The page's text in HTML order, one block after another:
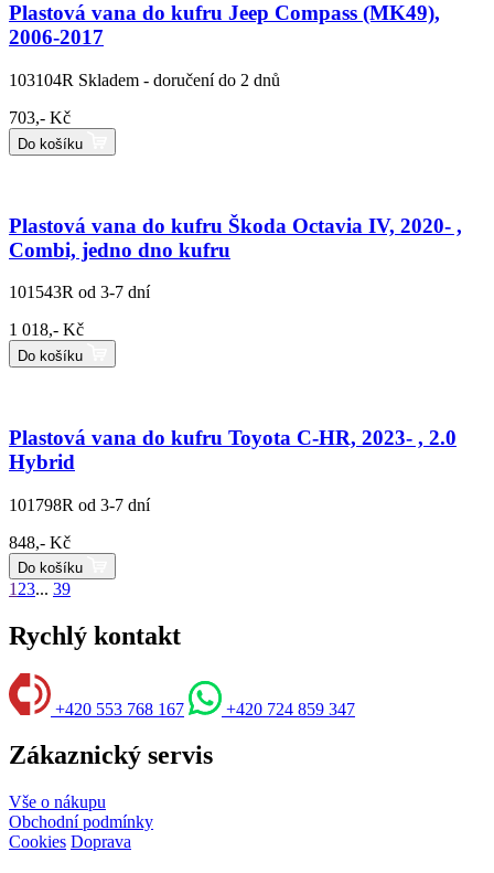
Plastová vana do kufru Jeep Compass (MK49),
2006-2017
103104R Skladem - doručení do 2 dnů
703,- Kč
Do košíku
Plastová vana do kufru Škoda Octavia IV, 2020- ,
Combi, jedno dno kufru
101543R od 3-7 dní
1 018,- Kč
Do košíku
Plastová vana do kufru Toyota C-HR, 2023- , 2.0
Hybrid
101798R od 3-7 dní
848,- Kč
Do košíku
123... 39
Rychlý kontakt
+420 553 768 167 +420 724 859 347
Zákaznický servis
Vše o nákupu
Obchodní podmínky
Cookies Doprava